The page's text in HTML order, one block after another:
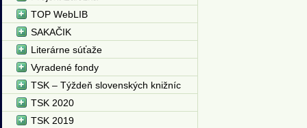
TOP WebLIB
SAKAČIK
Literárne súťaže
Vyradené fondy
TSK – Týždeň slovenských knižníc
TSK 2020
TSK 2019